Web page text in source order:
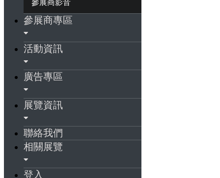
參展商影音
參展商專區
活動資訊
廣告專區
展覽資訊
聯絡我們
相關展覽
登入